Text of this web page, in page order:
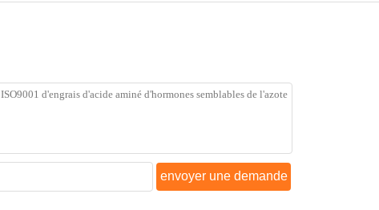
envoyer une demande